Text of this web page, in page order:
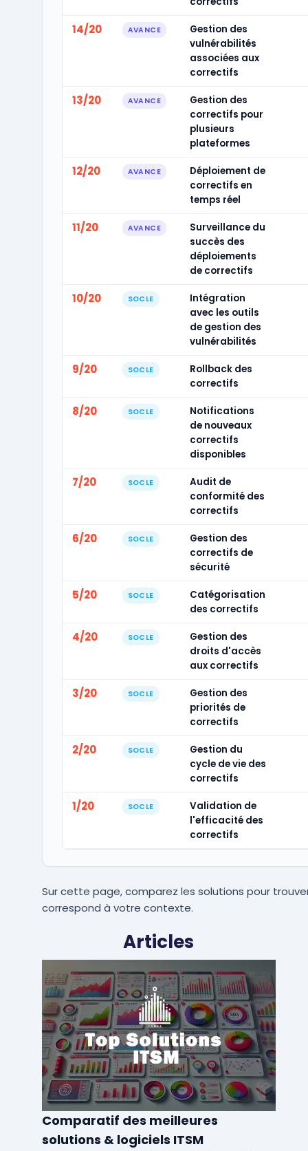
14/20 AVANCE
Gestion des
vulnérabilités
associées aux
correctifs
13/20 AVANCE
Gestion des
correctifs pour
plusieurs
plateformes
12/20 AVANCE
Déploiement de
correctifs en
temps réel
11/20 AVANCE
Surveillance du
succès des
déploiements
de correctifs
10/20 SOCLE
Intégration
avec les outils
de gestion des
vulnérabilités
9/20 SOCLE
Rollback des
correctifs
8/20 SOCLE
Notifications
de nouveaux
correctifs
disponibles
7/20 SOCLE
Audit de
conformité des
correctifs
6/20 SOCLE
Gestion des
correctifs de
sécurité
5/20 SOCLE
Catégorisation
des correctifs
4/20 SOCLE
Gestion des
droits d'accès
aux correctifs
3/20 SOCLE
Gestion des
priorités de
correctifs
2/20 SOCLE
Gestion du
cycle de vie des
correctifs
1/20 SOCLE
Validation de
l'efficacité des
correctifs
Sur cette page, comparez les solutions pour
correspond à votre contexte.
Articles
Comparatif des meilleures
solutions & logiciels ITSM